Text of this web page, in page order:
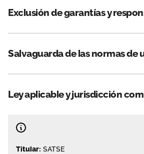
Exclusión de garantías y
Salvaguarda de las normas de
Ley aplicable y jurisdicción
Titular: SATSE